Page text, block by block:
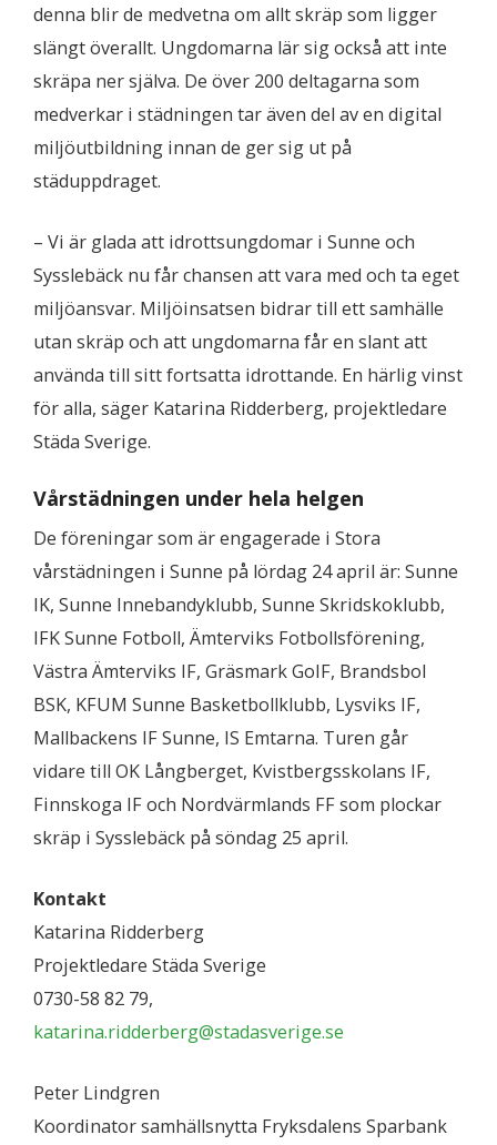
denna blir de medvetna om allt skräp som ligger
slängt överallt. Ungdomarna lär sig också att inte
skräpa ner själva. De över 200 deltagarna som
medverkar i städningen tar även del av en digital
miljöutbildning innan de ger sig ut på
städuppdraget.
– Vi är glada att idrottsungdomar i Sunne och
Sysslebäck nu får chansen att vara med och ta eget
miljöansvar. Miljöinsatsen bidrar till ett samhälle
utan skräp och att ungdomarna får en slant att
använda till sitt fortsatta idrottande. En härlig vinst
för alla, säger Katarina Ridderberg, projektledare
Städa Sverige.
Vårstädningen under hela helgen
De föreningar som är engagerade i Stora
vårstädningen i Sunne på lördag 24 april är: Sunne
IK, Sunne Innebandyklubb, Sunne Skridskoklubb,
IFK Sunne Fotboll, Ämterviks Fotbollsförening,
Västra Ämterviks IF, Gräsmark GoIF, Brandsbol
BSK, KFUM Sunne Basketbollklubb, Lysviks IF,
Mallbackens IF Sunne, IS Emtarna. Turen går
vidare till OK Långberget, Kvistbergsskolans IF,
Finnskoga IF och Nordvärmlands FF som plockar
skräp i Sysslebäck på söndag 25 april.
Kontakt
Katarina Ridderberg
Projektledare Städa Sverige
0730-58 82 79,
katarina.ridderberg@stadasverige.se
Peter Lindgren
Koordinator samhällsnytta Fryksdalens Sparbank